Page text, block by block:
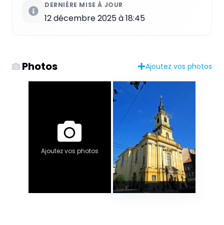
DERNIÈRE MISE À JOUR
12 décembre 2025 à 18:45
Photos Ajoutez vos photos
Ajoutez vos photos